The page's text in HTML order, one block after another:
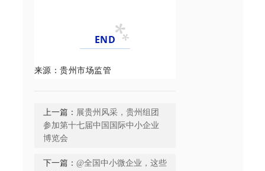
END
来源：贵州市场监管
上一篇： 展贵州风采，贵州组团
参加第十七届中国国际中小企业
博览会
下一篇： @全国中小微企业，这些